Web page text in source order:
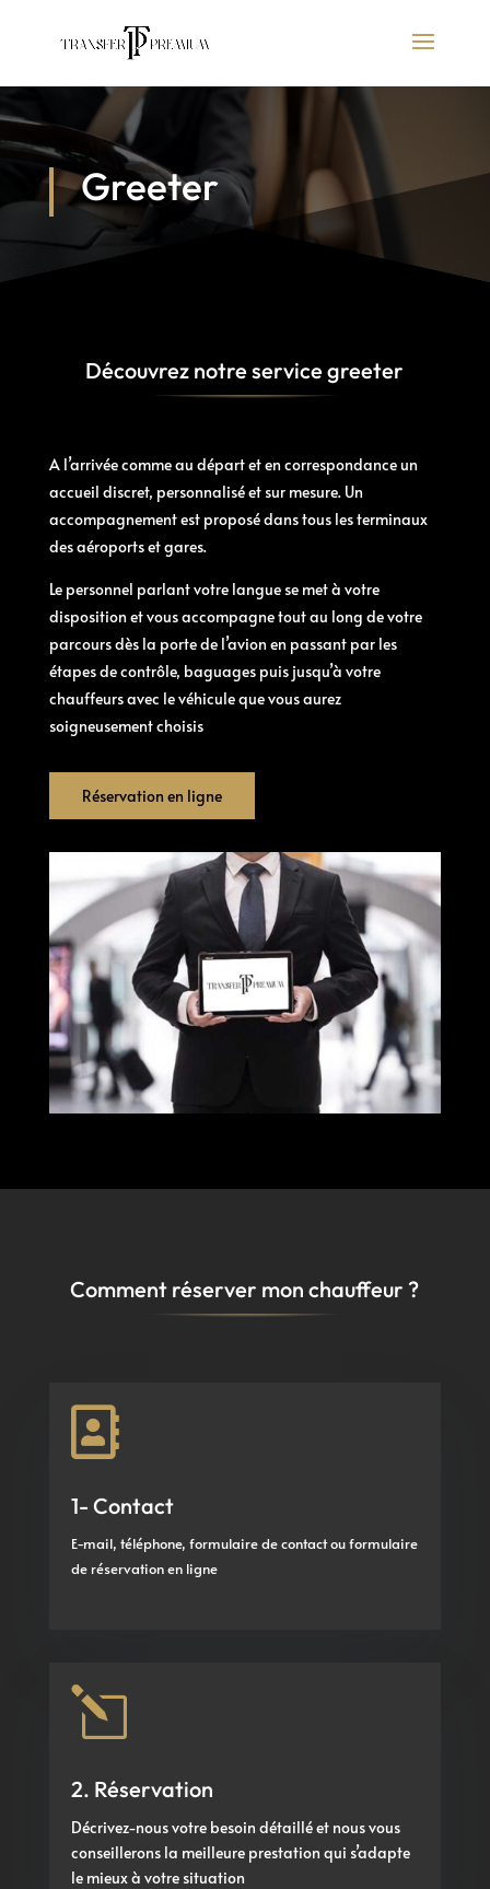
Greeter
Découvrez notre service greeter
A l’arrivée comme au départ et en correspondance un
accueil discret, personnalisé et sur mesure. Un
accompagnement est proposé dans tous les terminaux
des aéroports et gares.
Le personnel parlant votre langue se met à votre
disposition et vous accompagne tout au long de votre
parcours dès la porte de l’avion en passant par les
étapes de contrôle, baguages puis jusqu’à votre
chauffeurs avec le véhicule que vous aurez
soigneusement choisis
Réservation en ligne
Comment réserver mon chauffeur ?

1- Contact
E-mail, téléphone, formulaire de contact ou formulaire
de réservation en ligne
l
2. Réservation
Décrivez-nous votre besoin détaillé et nous vous
conseillerons la meilleure prestation qui s’adapte
le mieux à votre situation